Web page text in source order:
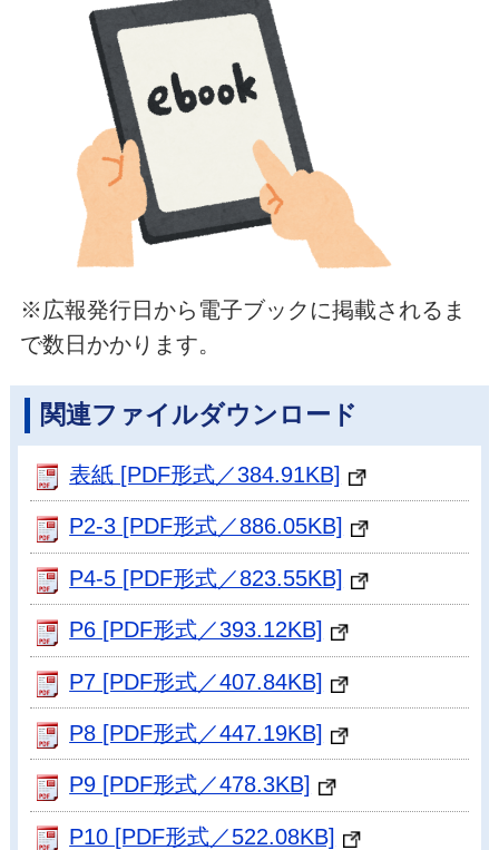
※広報発行日から電子ブックに掲載されるま
で数日かかります。
関連ファイルダウンロード
表紙 [PDF形式／384.91KB]
P2-3 [PDF形式／886.05KB]
P4-5 [PDF形式／823.55KB]
P6 [PDF形式／393.12KB]
P7 [PDF形式／407.84KB]
P8 [PDF形式／447.19KB]
P9 [PDF形式／478.3KB]
P10 [PDF形式／522.08KB]